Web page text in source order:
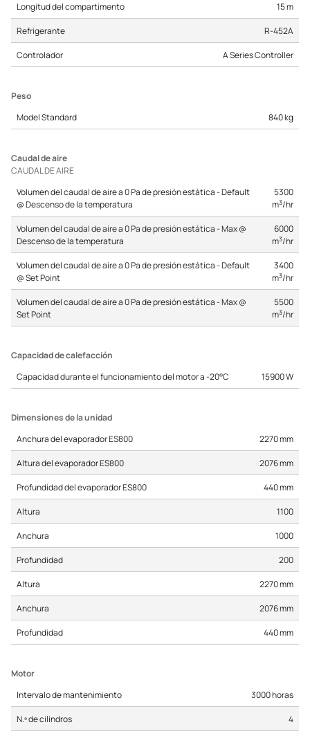
Longitud del compartimento 15 m
Refrigerante R-452A
Controlador A Series Controller
Peso
Model Standard 840 kg
Caudal de aire
CAUDAL DE AIRE
Volumen del caudal de aire a 0 Pa de presión estática - Default
@ Descenso de la temperatura
5300
m3/hr
Volumen del caudal de aire a 0 Pa de presión estática - Max @
Descenso de la temperatura
6000
m3/hr
Volumen del caudal de aire a 0 Pa de presión estática - Default
@ Set Point
3400
m3/hr
Volumen del caudal de aire a 0 Pa de presión estática - Max @
Set Point
5500
m3/hr
Capacidad de calefacción
Capacidad durante el funcionamiento del motor a -20°C 15900 W
Dimensiones de la unidad
Anchura del evaporador ES800 2270 mm
Altura del evaporador ES800 2076 mm
Profundidad del evaporador ES800 440 mm
Altura 1100
Anchura 1000
Profundidad 200
Altura 2270 mm
Anchura 2076 mm
Profundidad 440 mm
Motor
Intervalo de mantenimiento 3000 horas
N.º de cilindros 4